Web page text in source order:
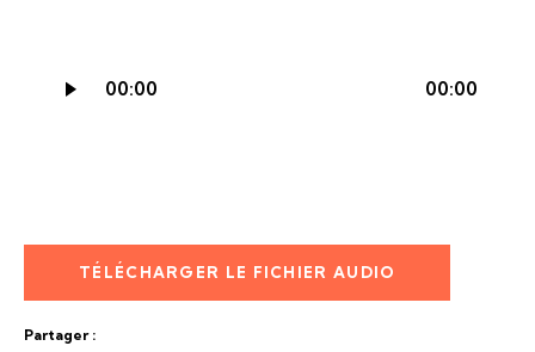
audio
00:00 00:00
TÉLÉCHARGER LE FICHIER AUDIO
Partager :